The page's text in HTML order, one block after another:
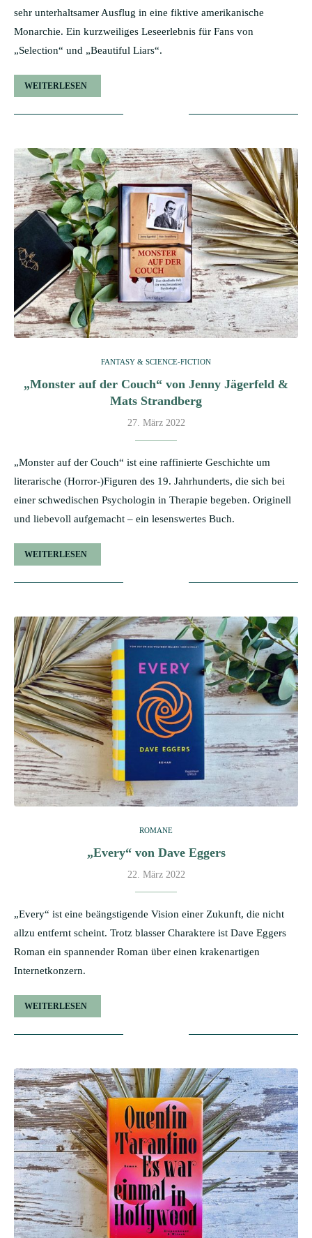
sehr unterhaltsamer Ausflug in eine fiktive amerikanische
Monarchie. Ein kurzweiliges Leseerlebnis für Fans von
„Selection“ und „Beautiful Liars“.
WEITERLESEN
FANTASY & SCIENCE-FICTION
„Monster auf der Couch“ von Jenny Jägerfeld &
Mats Strandberg
27. März 2022
„Monster auf der Couch“ ist eine raffinierte Geschichte um
literarische (Horror-)Figuren des 19. Jahrhunderts, die sich bei
einer schwedischen Psychologin in Therapie begeben. Originell
und liebevoll aufgemacht – ein lesenswertes Buch.
WEITERLESEN
ROMANE
„Every“ von Dave Eggers
22. März 2022
„Every“ ist eine beängstigende Vision einer Zukunft, die nicht
allzu entfernt scheint. Trotz blasser Charaktere ist Dave Eggers
Roman ein spannender Roman über einen krakenartigen
Internetkonzern.
WEITERLESEN